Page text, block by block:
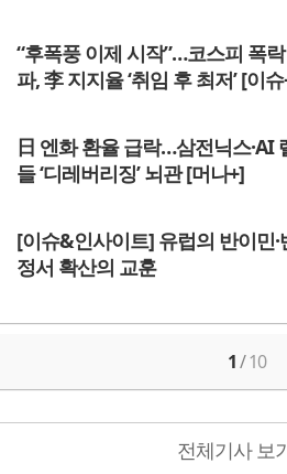
“후폭풍 이제 시작”…코스피 폭
파, 李 지지율 ‘취임 후 최저’ [이
日 엔화 환율 급락…삼전닉스·AI
들 ‘디레버리징’ 뇌관 [머나+]
[이슈&인사이트] 유럽의 반이민·
정서 확산의 교훈
1/10
전체기사 보기